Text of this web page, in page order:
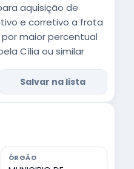
aquisição de
e corretivo a frota
maior percentual
Cília ou similar
Salvar na lista
ÓRGÃO